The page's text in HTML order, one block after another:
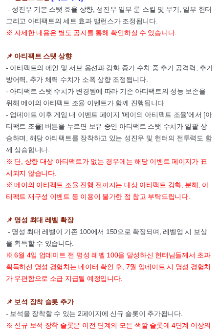
- 성진우 기본 스탯 효율 상향, 성진우 일부 룬 스킬 및 무기, 일부 헌터
그리고 아티팩트의 세트 효과 밸런스가 조정됩니다.
※ 자세한 내용은 별도 공지를 통해 확인하실 수 있습니다.
📌 아티팩트 스탯 상향
- 아티팩트의 메인 및 서브 옵션과 강화 증가 수치 중 추가 공격력, 추가
방어력, 추가 체력 수치가 소폭 상향 조정됩니다.
- 아티팩트 스탯 수치가 변경됨에 따라 기존 아티팩트의 성능 보존을
위해 메이의 아티팩트 조율 이벤트가 함께 진행됩니다.
- 업데이트 이후 게임 내 이벤트 페이지 ‘메이의 아티팩트 조율’에서 [아
티팩트 조율] 버튼을 누르면 보유 중인 아티팩트 스탯 수치가 일괄 상
승하며, 해당 아티팩트를 장착하고 있는 성진우 및 헌터의 전투력도 함
께 상승합니다.
※ 단, 상향 대상 아티팩트가 없는 경우에는 해당 이벤트 페이지가 표
시되지 않습니다.
※ 메이의 아티팩트 조율 진행 전까지는 대상 아티팩트 강화, 분해, 아
티팩트 재구성 이벤트 등 이용이 불가한 점 참고 부탁드립니다.
📌 명성 최대 레벨 확장
- 명성 최대 레벨이 기존 100에서 150으로 확장되며, 레벨업 시 보상
을 획득할 수 있습니다.
※ 6월 4일 업데이트 전 명성 레벨 100을 달성하신 헌터님들께서 초과
획득하신 명성 경험치는 데이터 확인 후, 7월 업데이트 시 명성 경험치
가 우편함으로 소급 지급될 예정입니다.
📌 보석 장착 슬롯 추가
- 보석을 장착할 수 있는 2페이지에 신규 슬롯이 추가됩니다.
※ 신규 보석 장착 슬롯은 이전 단계의 모든 색깔 슬롯에 4단계 이상의